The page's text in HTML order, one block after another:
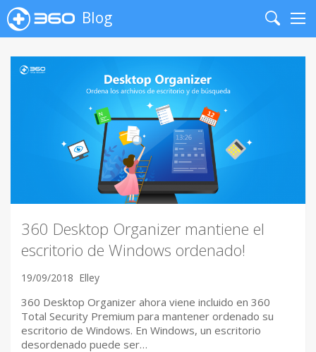
Blog
Search
360 Desktop Organizer mantiene el
escritorio de Windows ordenado!
19/09/2018 Elley
360 Desktop Organizer ahora viene incluido en 360
Total Security Premium para mantener ordenado su
escritorio de Windows. En Windows, un escritorio
desordenado puede ser…